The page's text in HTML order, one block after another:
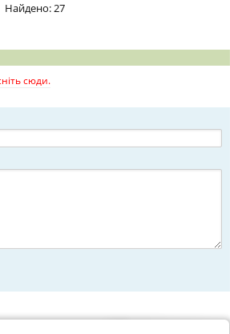
Найдено: 27
сюди.